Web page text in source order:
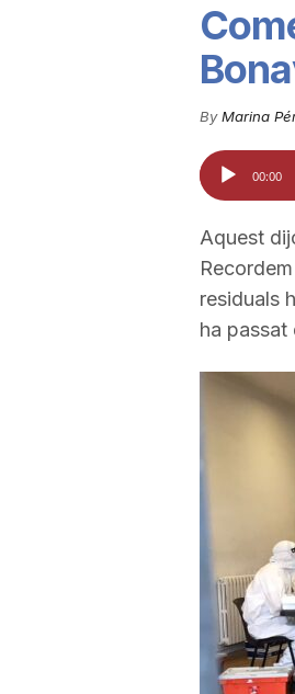
By Marina
d'àudio
00:00
Aquest
residuals
ha passat